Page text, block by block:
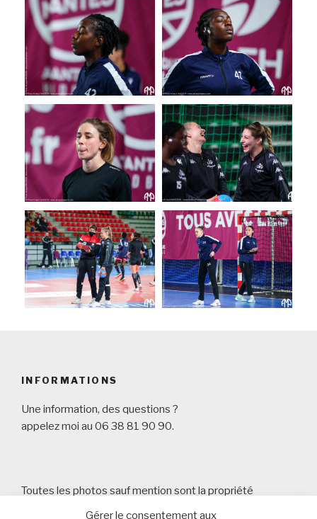
Gérer le consentement aux
INFORMATIONS
Une information, des questions ?
appelez moi au 06 38 81 90 90.
Toutes les photos sauf mention sont la propriété